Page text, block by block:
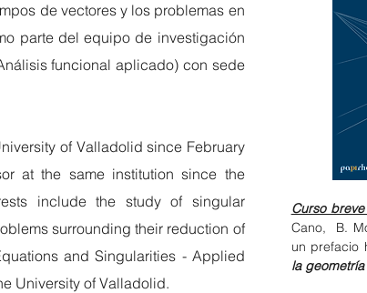
de vectores y los problemas en
parte del equipo de investigación
funcional aplicado) con sede
of Valladolid since February
at the same institution since the
include the study of singular
surrounding their reduction of
and Singularities - Applied
University of Valladolid.
Curso
Cano, B.
un prefacio
la geometría